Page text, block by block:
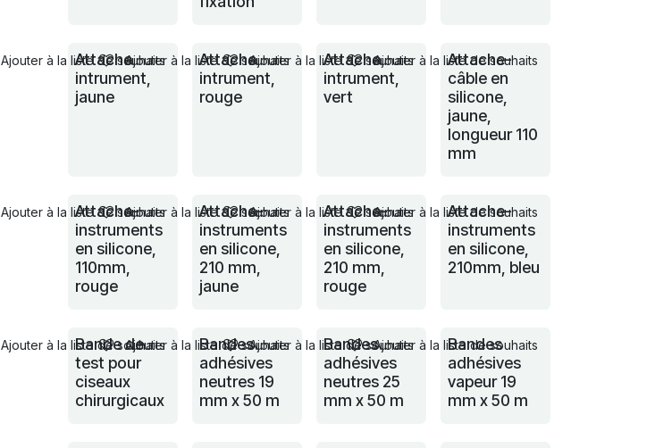
Attache
intrument,
jaune
Ajouter à la liste de souhaits
Attache
intrument,
rouge
Ajouter à la liste de souhaits
Attache
intrument,
vert
Ajouter à la liste de souhaits
Attache-
câble en
silicone,
jaune,
longueur 110
mm
Ajouter à la liste de souhaits
Attache-
instruments
en silicone,
110mm,
rouge
Ajouter à la liste de souhaits
Attache-
instruments
en silicone,
210 mm,
jaune
Ajouter à la liste de souhaits
Attache-
instruments
en silicone,
210 mm,
rouge
Ajouter à la liste de souhaits
Attache-
instruments
en silicone,
210mm, bleu
Ajouter à la liste de souhaits
Bande de
test pour
ciseaux
chirurgicaux
Ajouter à la liste de souhaits
Bandes
adhésives
neutres 19
mm x 50 m
Ajouter à la liste de souhaits
Bandes
adhésives
neutres 25
mm x 50 m
Ajouter à la liste de souhaits
Bandes
adhésives
vapeur 19
mm x 50 m
Ajouter à la liste de souhaits